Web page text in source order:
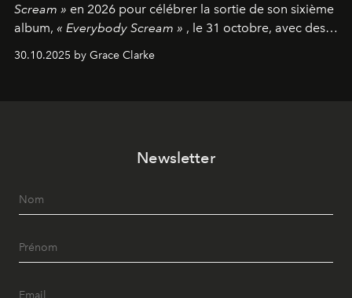
Scream » en 2026 pour célébrer la sortie de son sixième
album, « Everybody Scream » , le 31 octobre, avec des
30.10.2025 by Grace Clarke
Newsletter